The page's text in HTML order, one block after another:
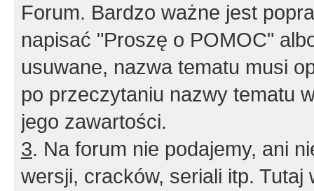
Forum. Bardzo ważne jest
napisać "Proszę o POMOC"
usuwane, nazwa tematu musi
po przeczytaniu nazwy tematu
jego zawartości.
3. Na forum nie podajemy, ani
wersji, cracków, seriali itp. Tutaj